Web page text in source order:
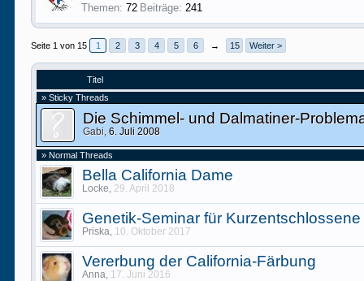
Themen: 72 Beiträge: 241
Seite 1 von 15 1 2 3 4 5 6 → 15 Weiter >
Titel
» Sticky Threads
Die Schimmel- und Dalmatiner-
Gabi,6. Juli 2008
» Normal Threads
Bella California Dame
Locke, 29. April 2018
Genetik-Seminar für Kurzentschlossene
Priska, 10. Oktober 2017
Vererbung der California-Färbung
Anna, 17. Juni 2016